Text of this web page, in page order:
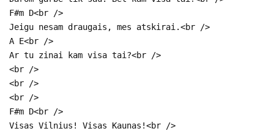
F#m D<br />
Jeigu nesam draugais, mes atskirai.<br />
A E<br />
Ar tu zinai kam visa tai?<br />
<br />
<br />
<br />
F#m D<br />
Visas Vilnius! Visas Kaunas!<br />